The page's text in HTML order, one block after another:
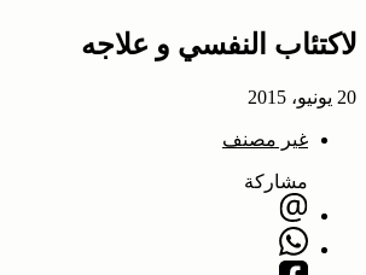
الاكتئاب النفسي و علاجه
20 يونيو، 2015
غير مصنف
مشاركة